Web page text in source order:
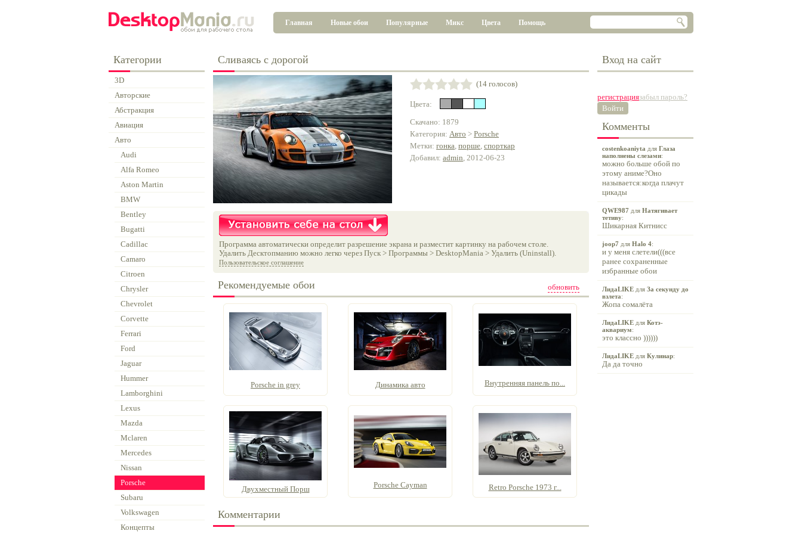
Главная Новые обои Популярные Микс Цвета Помощь
Категории
3D
Авторские
Абстракция
Авиация
Авто
Audi
Alfa Romeo
Aston Martin
BMW
Bentley
Bugatti
Cadillac
Camaro
Citroen
Chrysler
Chevrolet
Corvette
Ferrari
Ford
Jaguar
Hummer
Lamborghini
Lexus
Mazda
Mclaren
Mercedes
Nissan
Porsche
Subaru
Volkswagen
Концепты
Сливаясь с дорогой
(14 голосов)
Цвета:
Скачано: 1879
Категория: Авто > Porsche
Метки: гонка, порше, спорткар
Добавил: admin, 2012-06-23
Программа автоматически определит разрешение экрана и разместит картинку на рабочем столе.
Удалить Десктопманию можно легко через Пуск > Программы > DesktopMania > Удалить (Uninstall).
Пользовательское соглашение
обновить
Рекомендуемые обои
Porsche in grey Динамика авто Внутренняя панель по...
Двухместный Порш Porsche Cayman Retro Porsche 1973 г...
Комментарии
Вход на сайт
регистрациязабыл пароль?
Войти
Комменты
costenkoaniyta для Глаза
наполнены слезами:
можно больше обой по
этому аниме?Оно
называется:когда плачут
цикады
QWE987 для Натягивает
тетиву:
Шикарная Китнисс
joop7 для Halo 4:
и у меня слетели(((все
ранее сохраненные
избранные обои
ЛидаLIKE для За секунду до
взлета:
Жопа сомалёта
ЛидаLIKE для Котэ-
аквариум:
это классно ))))))
ЛидаLIKE для Кулинар:
Да да точно